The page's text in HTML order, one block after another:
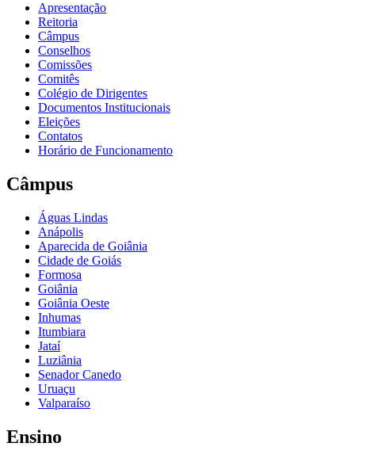
Apresentação
Reitoria
Câmpus
Conselhos
Comissões
Comitês
Colégio de Dirigentes
Documentos Institucionais
Eleições
Contatos
Horário de Funcionamento
Câmpus
Águas Lindas
Anápolis
Aparecida de Goiânia
Cidade de Goiás
Formosa
Goiânia
Goiânia Oeste
Inhumas
Itumbiara
Jataí
Luziânia
Senador Canedo
Uruaçu
Valparaíso
Ensino